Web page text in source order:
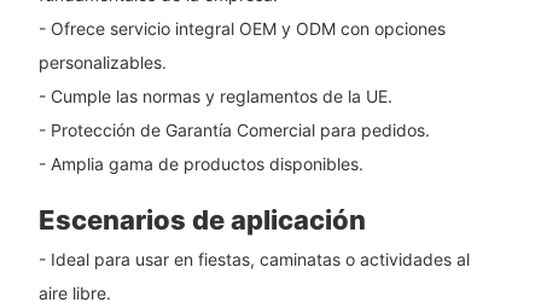
- Ofrece servicio integral OEM y ODM con opciones
personalizables.
- Cumple las normas y reglamentos de la UE.
- Protección de Garantía Comercial para pedidos.
- Amplia gama de productos disponibles.
Escenarios de aplicación
- Ideal para usar en fiestas, caminatas o actividades al
aire libre.